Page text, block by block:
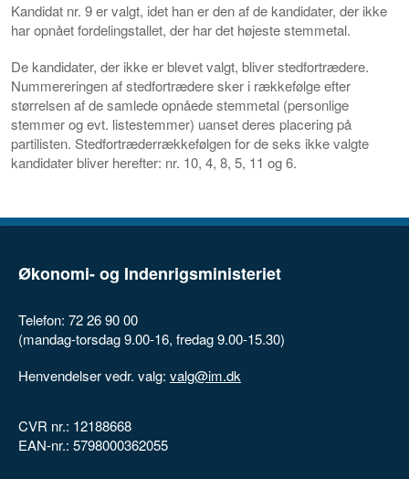
Kandidat nr. 9 er valgt, idet han er den af de kandidater, der ikke
har opnået fordelingstallet, der har det højeste stemmetal.
De kandidater, der ikke er blevet valgt, bliver stedfortrædere.
Nummereringen af stedfortrædere sker i rækkefølge efter
størrelsen af de samlede opnåede stemmetal (personlige
stemmer og evt. listestemmer) uanset deres placering på
partilisten. Stedfortræderrækkefølgen for de seks ikke valgte
kandidater bliver herefter: nr. 10, 4, 8, 5, 11 og 6.
Økonomi- og Indenrigsministeriet
Telefon: 72 26 90 00
(mandag-torsdag 9.00-16, fredag 9.00-15.30)
Henvendelser vedr. valg: valg@im.dk
CVR nr.: 12188668
EAN-nr.: 5798000362055